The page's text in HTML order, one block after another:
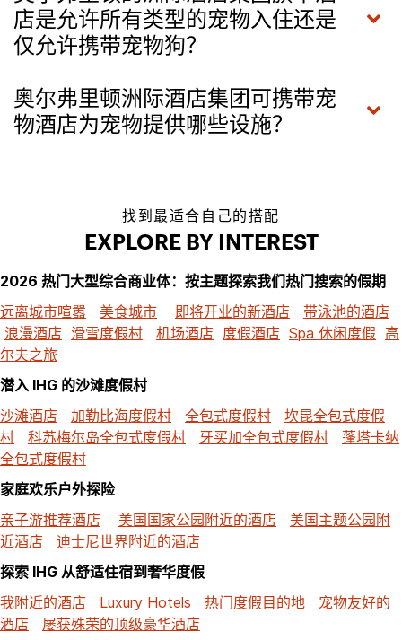
店是允许所有类型的宠物入住还是
仅允许携带宠物狗？
奥尔弗里顿洲际酒店集团可携带宠
物酒店为宠物提供哪些设施？
找到最适合自己的搭配
EXPLORE BY INTEREST
2026 热门大型综合商业体：按主题探索我们热门搜索的假期
远离城市喧嚣
美食城市 即将开业的新酒店
带泳池的酒店
浪漫酒店 滑雪度假村 机场酒店 度假酒店 Spa 休闲度假 高
尔夫之旅
潜入 IHG 的沙滩度假村
沙滩酒店
加勒比海度假村 全包式度假村
坎昆全包式度假
村
科苏梅尔岛全包式度假村 牙买加全包式度假村
蓬塔卡纳
全包式度假村
家庭欢乐户外探险
亲子游推荐酒店
美国国家公园附近的酒店
美国主题公园附
近酒店
迪士尼世界附近的酒店
探索 IHG 从舒适住宿到奢华度假
我附近的酒店
Luxury Hotels 热门度假目的地
宠物友好的
酒店
屡获殊荣的顶级豪华酒店